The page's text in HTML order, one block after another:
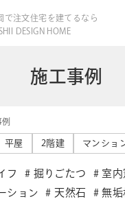
で注文住宅を建てるなら
DESIGN HOME
施工事例
平屋 2階建 マンショ
フ 掘りごたつ 室内
ション
天然石 無垢